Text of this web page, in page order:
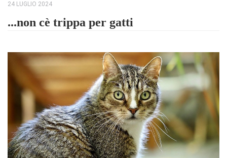
24 LUGLIO 2024
...non cè trippa per gatti